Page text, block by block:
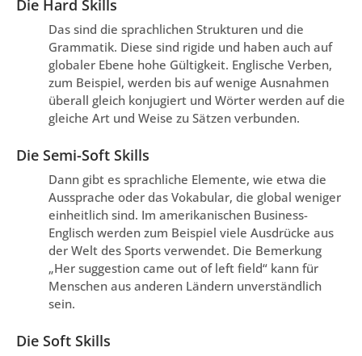
Die Hard Skills
Das sind die sprachlichen Strukturen und die
Grammatik. Diese sind rigide und haben auch auf
globaler Ebene hohe Gültigkeit. Englische Verben,
zum Beispiel, werden bis auf wenige Ausnahmen
überall gleich konjugiert und Wörter werden auf die
gleiche Art und Weise zu Sätzen verbunden.
Die Semi-Soft Skills
Dann gibt es sprachliche Elemente, wie etwa die
Aussprache oder das Vokabular, die global weniger
einheitlich sind. Im amerikanischen Business-
Englisch werden zum Beispiel viele Ausdrücke aus
der Welt des Sports verwendet. Die Bemerkung
„Her suggestion came out of left field“ kann für
Menschen aus anderen Ländern unverständlich
sein.
Die Soft Skills